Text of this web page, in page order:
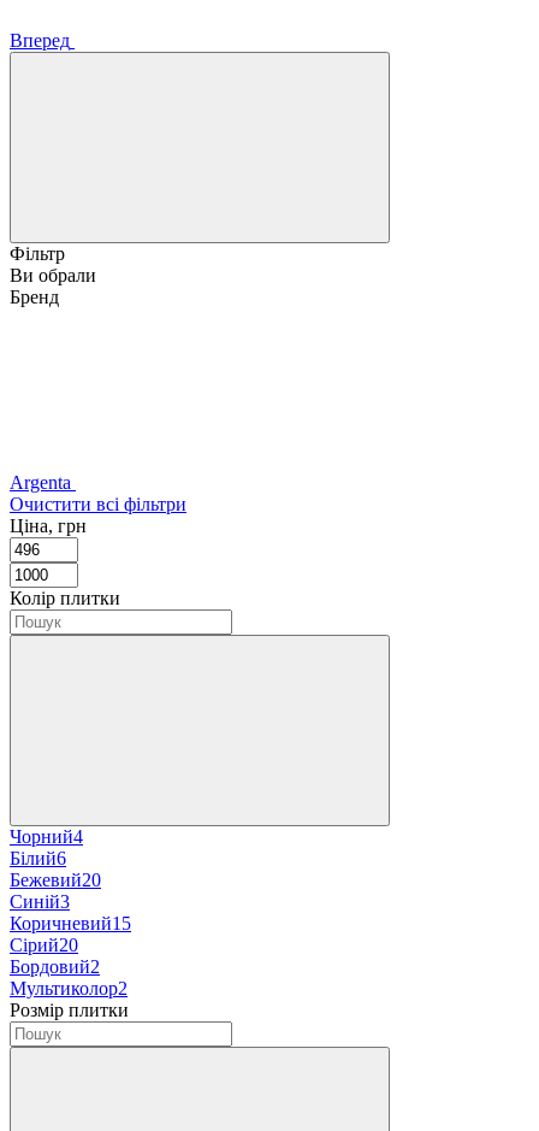
Вперед
Фільтр
Ви обрали
Бренд
Argenta
Очистити всі фільтри
Ціна, грн
Колір плитки
Чорний4
Білий6
Бежевий20
Синій3
Коричневий15
Сірий20
Бордовий2
Мультиколор2
Розмір плитки